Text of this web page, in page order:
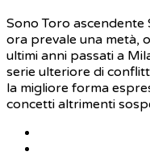
Sono Toro
ora prevale una metà,
ultimi anni passati a
serie ulteriore di
la migliore forma
concetti altrimenti